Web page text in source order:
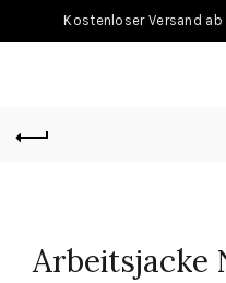
Kostenloser Versand
Arbeitsjacke